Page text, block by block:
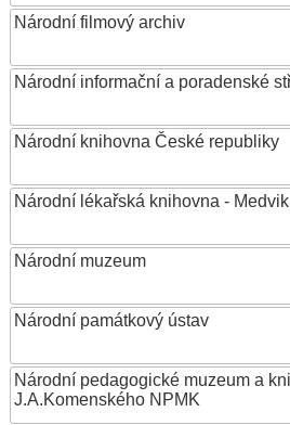
Národní filmový archiv
Národní informační a poradenské
Národní knihovna České republiky
Národní lékařská knihovna - Medvik
Národní muzeum
Národní památkový ústav
Národní pedagogické muzeum a
J.A.Komenského NPMK